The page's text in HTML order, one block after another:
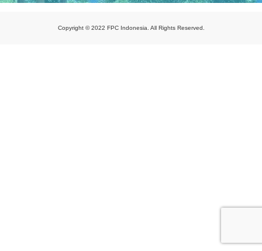
Copyright © 2022 FPC Indonesia. All Rights Reserved.